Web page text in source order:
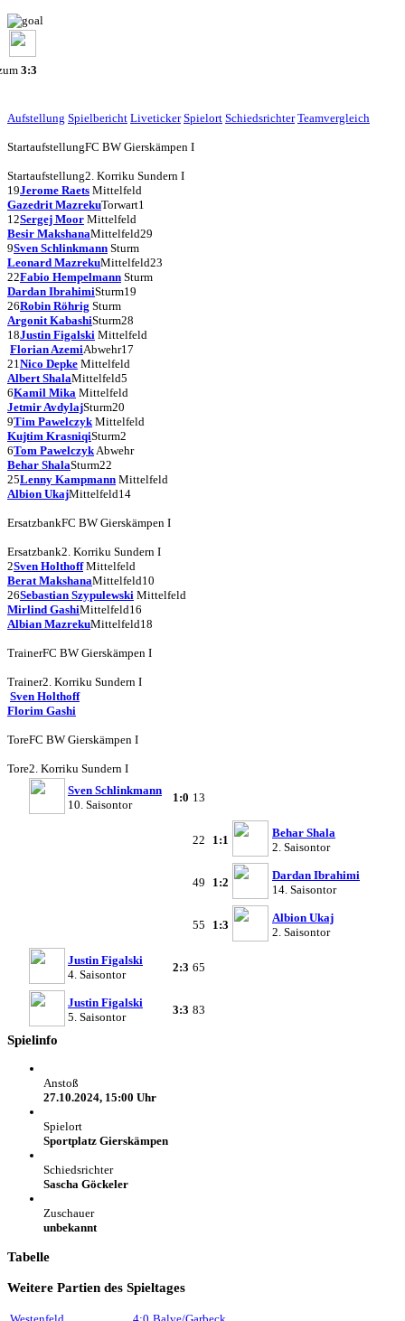
3:3
Aufstellung Spielbericht Liveticker Spielort Schiedsrichter Teamvergleich
StartaufstellungFC BW Gierskämpen I
Startaufstellung2. Korriku Sundern I
19Jerome Raets Mittelfeld
Gazedrit MazrekuTorwart1
12Sergej Moor Mittelfeld
Besir MakshanaMittelfeld29
9Sven Schlinkmann Sturm
Leonard MazrekuMittelfeld23
22Fabio Hempelmann Sturm
Dardan IbrahimiSturm19
26Robin Röhrig Sturm
Argonit KabashiSturm28
18Justin Figalski Mittelfeld
Florian AzemiAbwehr17
21Nico Depke Mittelfeld
Albert ShalaMittelfeld5
6Kamil Mika Mittelfeld
Jetmir AvdylajSturm20
9Tim Pawelczyk Mittelfeld
Kujtim KrasniqiSturm2
6Tom PawelczykAbwehr
Behar ShalaSturm22
25Lenny Kampmann Mittelfeld
Albion UkajMittelfeld14
ErsatzbankFC BW Gierskämpen I
Ersatzbank2. Korriku Sundern I
2Sven Holthoff Mittelfeld
Berat MakshanaMittelfeld10
26Sebastian Szypulewski Mittelfeld
Mirlind GashiMittelfeld16
Albian MazrekuMittelfeld18
TrainerFC BW Gierskämpen I
Trainer2. Korriku Sundern I
Sven Holthoff
Florim Gashi
ToreFC BW Gierskämpen I
Tore2. Korriku Sundern I
Sven Schlinkmann
10. Saisontor
1:0 13
22 1:1
Behar Shala
2. Saisontor
49 1:2
Dardan Ibrahimi
14. Saisontor
55 1:3
Albion Ukaj
2. Saisontor
Justin Figalski
4. Saisontor
2:3 65
Justin Figalski
5. Saisontor
3:3 83
Spielinfo
Anstoß
27.10.2024, 15:00 Uhr
Spielort
Sportplatz Gierskämpen
Schiedsrichter
Sascha Göckeler
Zuschauer
unbekannt
Tabelle
Weitere Partien des Spieltages